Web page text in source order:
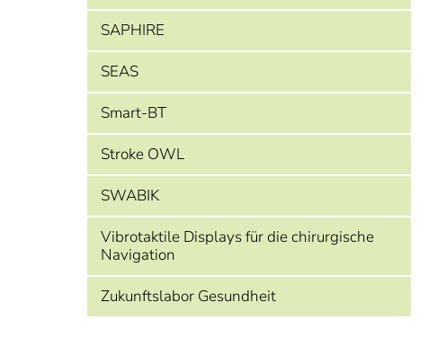
SAPHIRE
SEAS
Smart-BT
Stroke OWL
SWABIK
Vibrotaktile Displays für die chirurgische
Navigation
Zukunftslabor Gesundheit